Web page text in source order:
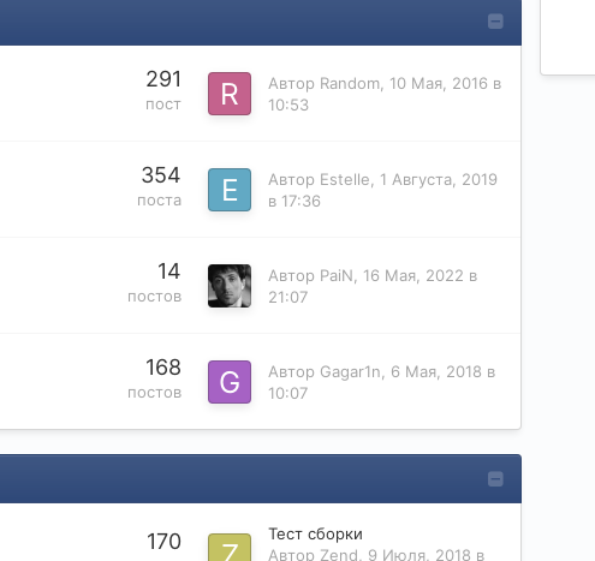
291
пост
Автор Random 10 Мая, 2016 в
10:53
354
поста
Автор Estelle
1 Августа, 2019
в 17:36
14
постов
Автор PaiN
16 Мая, 2022 в
21:07
168
постов
Автор Gagar1n
6 Мая, 2018 в
10:07
170
Тест сборки
Автор Zend 9 Июля, 2018 в